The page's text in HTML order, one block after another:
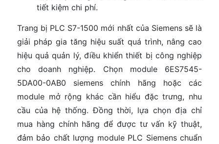
tiết kiệm chi phí.
Trang bị PLC S7-1500 mới nhất của Siemens sẽ là
giải pháp gia tăng hiệu suất quá trình, nâng cao
hiệu quả quản lý, điều khiển thiết bị công nghiệp
cho doanh nghiệp. Chọn module 6ES7545-
5DA00-0AB0 siemens chính hãng hoặc các
module mở rộng khác cần hiểu đặc trưng, nhu
cầu của hệ thống. Đồng thời, lựa chọn địa chỉ
mua hàng chính hãng để được tư vấn kỹ thuật,
đảm bảo chất lượng module PLC Siemens chuẩn